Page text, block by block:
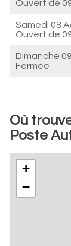
Ouvert de
Samedi 08
Ouvert de
Dimanche
Fermée
Où
Poste
+
−